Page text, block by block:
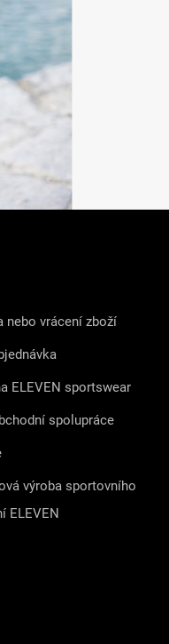
nebo vrácení zboží
ELEVEN sportswear
spolupráce
výroba sportovního
ELEVEN